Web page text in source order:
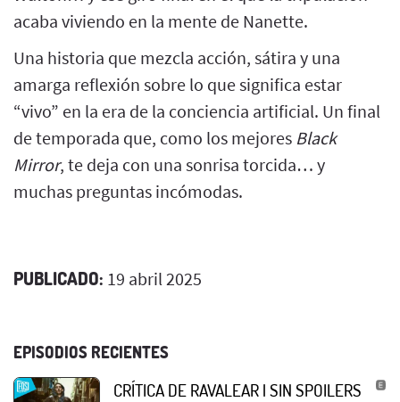
acaba viviendo en la mente de Nanette.
Una historia que mezcla acción, sátira y una
amarga reflexión sobre lo que significa estar
“vivo” en la era de la conciencia artificial. Un final
de temporada que, como los mejores Black
Mirror, te deja con una sonrisa torcida… y
muchas preguntas incómodas.
PUBLICADO: 19 abril 2025
EPISODIOS RECIENTES
CRÍTICA DE RAVALEAR | SIN SPOILERS